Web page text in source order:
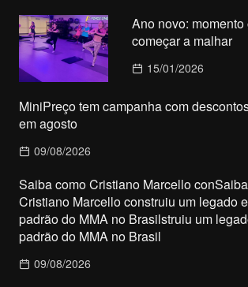
Ano novo:
começar a malhar
15/01/2026
MiniPreço tem campanha com
em agosto
09/08/2026
Saiba como Cristiano Marcello
Cristiano Marcello construiu um legado
padrão do MMA no Brasilstruiu um
padrão do MMA no Brasil
09/08/2026